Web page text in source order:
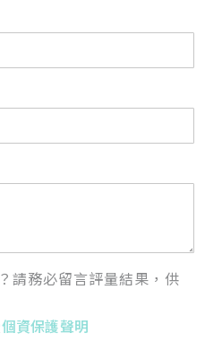
請務必留言評量結果，供
個資保護聲明